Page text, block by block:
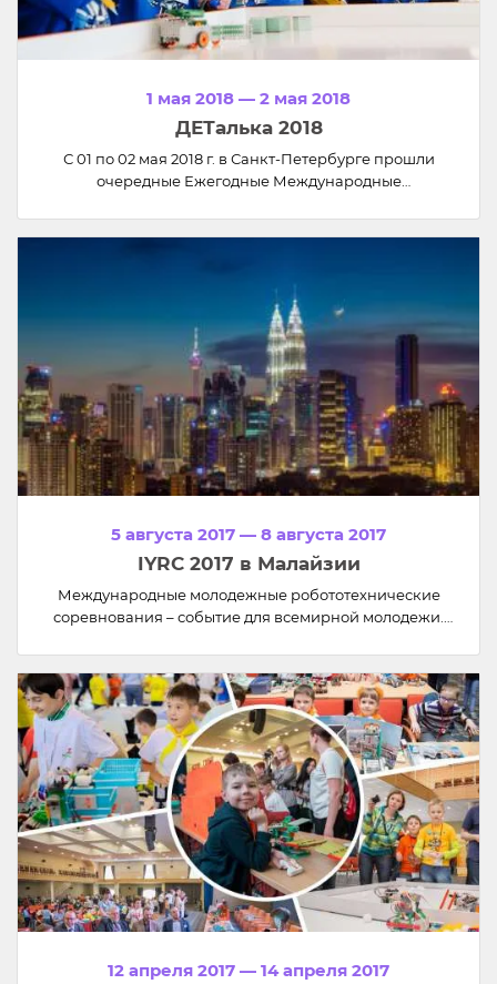
1 мая 2018 — 2 мая 2018
ДЕТалька 2018
С 01 по 02 мая 2018 г. в Санкт-Петербурге прошли
очередные Ежегодные Международные
образовательной робототехники с Международной
Ассоциацией Детской Робототехники (IYRA).
5 августа 2017 — 8 августа 2017
IYRC 2017 в Малайзии
Международные молодежные робототехнические
соревнования – событие для всемирной молодежи.
деятельность и культурный туризм.
12 апреля 2017 — 14 апреля 2017